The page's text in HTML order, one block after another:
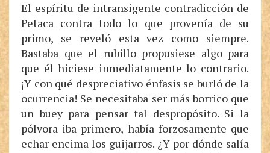
El espíritu de intransigente contradicción de
Petaca contra todo lo que provenía de su
primo, se reveló esta vez como siempre.
Bastaba que el rubillo propusiese algo para
que él hiciese inmediatamente lo contrario.
¡Y con qué despreciativo énfasis se burló de la
ocurrencia! Se necesitaba ser más borrico que
un buey para pensar tal despropósito. Si la
pólvora iba primero, había forzosamente que
echar encima los guijarros. ¿Y por dónde salía